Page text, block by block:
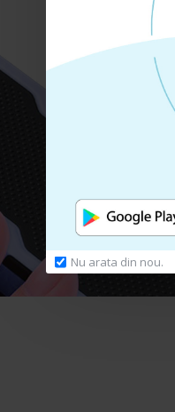
Nu arata din nou.